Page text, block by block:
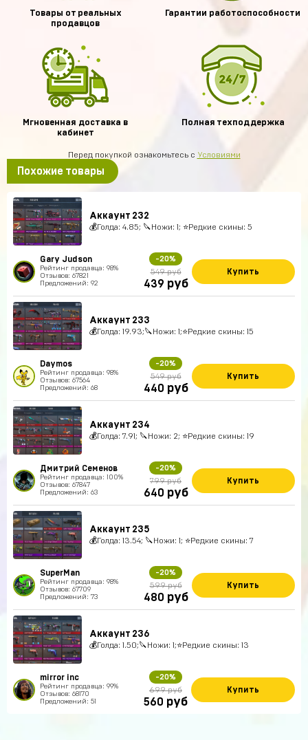
Товары от реальных
продавцов
Гарантии работоспособности
Мгновенная доставка в
кабинет
Полная техподдержка
Перед покупкой ознакомьтесь с Условиями
Похожие товары
Аккаунт 232
💰Голда: 4.85; 🔪Ножи: 1; ⭐️Редкие скины: 5
Gary Judson
Рейтинг продавца: 98%
Отзывов: 67821
Предложений: 92
-20%
549 руб
439 руб
Купить
Аккаунт 233
💰Голда: 19.93;🔪Ножи: 1;⭐️Редкие скины: 15
Daymos
Рейтинг продавца: 98%
Отзывов: 67564
Предложений: 68
-20%
549 руб
440 руб
Купить
Аккаунт 234
💰Голда: 7.91; 🔪Ножи: 2; ⭐️Редкие скины: 19
Дмитрий Семенов
Рейтинг продавца: 100%
Отзывов: 67847
Предложений: 63
-20%
799 руб
640 руб
Купить
Аккаунт 235
💰Голда: 13.54; 🔪Ножи: 1; ⭐️Редкие скины: 7
SuperMan
Рейтинг продавца: 98%
Отзывов: 67709
Предложений: 73
-20%
599 руб
480 руб
Купить
Аккаунт 236
💰Голда: 1.50;🔪Ножи: 1;⭐️Редкие скины: 13
mirror inc
Рейтинг продавца: 99%
Отзывов: 68170
Предложений: 51
-20%
699 руб
560 руб
Купить